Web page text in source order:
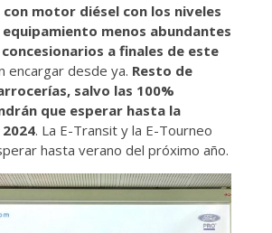
con motor diésel con los niveles
menos abundantes
a finales de este
encargar desde ya. Resto de
salvo las 100%
que esperar hasta la
. La E-Transit y la E-Tourneo
hasta verano del próximo año.